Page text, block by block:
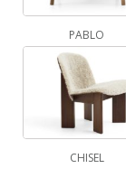
PABLO
CHISEL